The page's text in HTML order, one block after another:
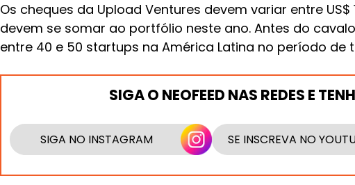
Os cheques da Upload Ventures devem variar entre US$
devem se somar ao portfólio neste ano. Antes do
entre 40 e 50 startups na América Latina no período de
SIGA O NEOFEED NAS REDES E
SIGA NO INSTAGRAM SE INSCREVA NO